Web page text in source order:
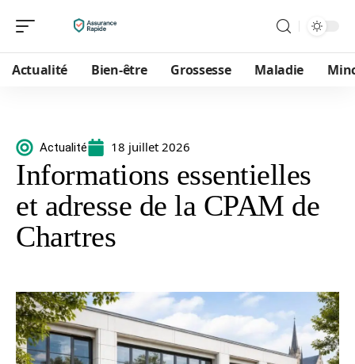
Actualité Bien-être Grossesse Maladie
Actualité 18 juillet 2026
Informations essentielles
et adresse de la CPAM de
Chartres